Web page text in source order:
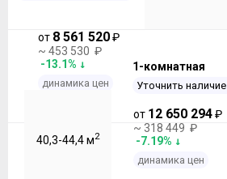
от 8 561 520₽
~ 453 530 ₽
-13.1%
динамика цен
1-комнатная
Уточнить наличие
40,3-44,4 м2
от 12 650 294₽
~ 318 449 ₽
-7.19%
динамика цен